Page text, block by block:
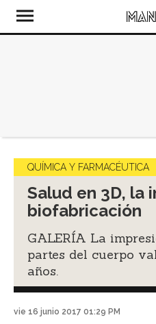
QUÍMICA Y FARMACÉUTICA
Salud en 3D, la
biofabricación
GALERÍA La
partes del cuerpo
años.
vie 16 junio 2017 01:29 PM